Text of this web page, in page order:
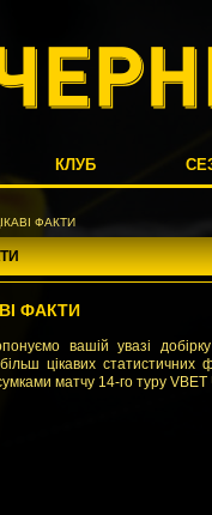
КЛУБ
ФАКТИ
ФАКТИ
вашій увазі добірку
цікавих статистичних
матчу 14-го туру